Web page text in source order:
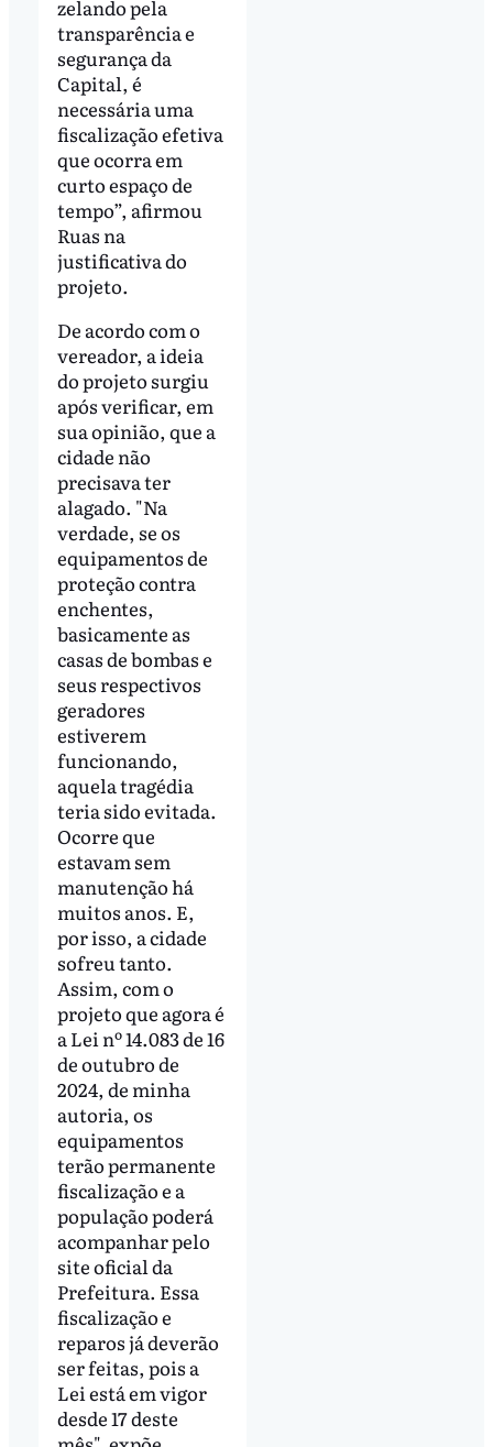
zelando pela
transparência e
segurança da
Capital, é
necessária uma
fiscalização efetiva
que ocorra em
curto espaço de
tempo”, afirmou
Ruas na
justificativa do
projeto.
De acordo com o
vereador, a ideia
do projeto surgiu
após verificar, em
sua opinião, que a
cidade não
precisava ter
alagado. "Na
verdade, se os
equipamentos de
proteção contra
enchentes,
basicamente as
casas de bombas e
seus respectivos
geradores
estiverem
funcionando,
aquela tragédia
teria sido evitada.
Ocorre que
estavam sem
manutenção há
muitos anos. E,
por isso, a cidade
sofreu tanto.
Assim, com o
projeto que agora é
a Lei nº 14.083 de 16
de outubro de
2024, de minha
autoria, os
equipamentos
terão permanente
fiscalização e a
população poderá
acompanhar pelo
site oficial da
Prefeitura. Essa
fiscalização e
reparos já deverão
ser feitas, pois a
Lei está em vigor
desde 17 deste